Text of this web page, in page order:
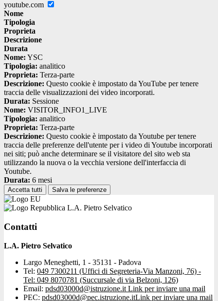
youtube.com
Nome
Tipologia
Proprieta
Descrizione
Durata
Nome: YSC
Tipologia: analitico
Proprieta: Terza-parte
Descrizione: Questo cookie è impostato da YouTube per tenere
traccia delle visualizzazioni dei video incorporati.
Durata: Sessione
Nome: VISITOR_INFO1_LIVE
Tipologia: analitico
Proprieta: Terza-parte
Descrizione: Questo cookie è impostato da Youtube per tenere
traccia delle preferenze dell'utente per i video di Youtube incorporati
nei siti; può anche determinare se il visitatore del sito web sta
utilizzando la nuova o la vecchia versione dell'interfaccia di
Youtube.
Durata: 6 mesi
Accetta tutti Salva le preferenze
L.A. Pietro Selvatico
Contatti
L.A. Pietro Selvatico
Largo Meneghetti, 1 - 35131 - Padova
Tel: 049 7300211 (Uffici di Segreteria-Via Manzoni, 76) -
Tel: 049 8070781 (Succursale di via Belzoni, 126)
Email: pdsd03000d@istruzione.it Link per inviare una mail
PEC: pdsd03000d@pec.istruzione.itLink per inviare una mail